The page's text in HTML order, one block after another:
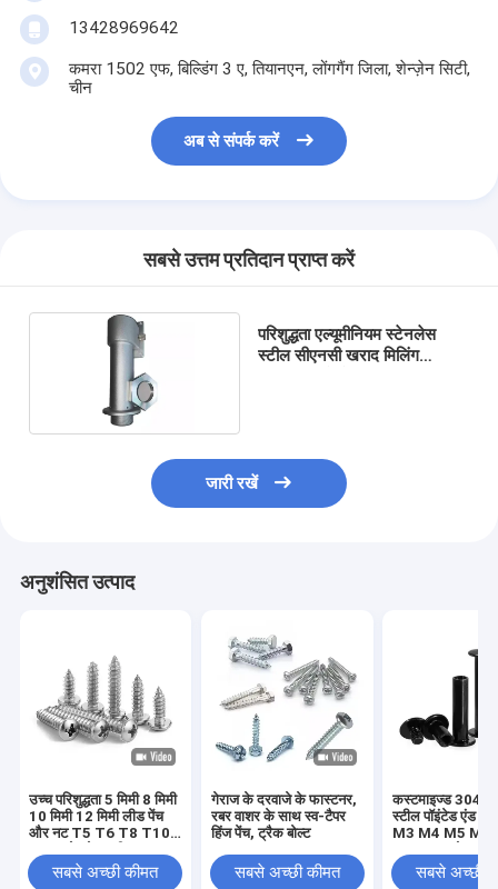
13428969642
कमरा 1502 एफ, बिल्डिंग 3 ए, तियानएन, लोंगगैंग जिला, शेन्ज़ेन सिटी,
चीन
अब से संपर्क करें
सबसे उत्तम प्रतिदान प्राप्त करें
परिशुद्धता एल्यूमीनियम स्टेनलेस
स्टील सीएनसी खराद मिलिंग
जारी रखें
अनुशंसित उत्पाद
उच्च परिशुद्धता 5 मिमी 8 मिमी
10 मिमी 12 मिमी लीड पेंच
और नट T5 T6 T8 T10
ट्रेपेज़ॉइडल पेंच पीतल नट के
साथ लीड पेंच
सबसे अच्छी कीमत
गेराज के दरवाजे के फास्टनर,
रबर वाशर के साथ स्व-टैपर
हिंज पेंच, ट्रैक बोल्ट
सबसे अच्छी कीमत
कस्टमाइज्ड 304
स्टील पॉइंटेड एंड
M3 M4 M5 M6
स्क्रू हेडलेस हेक्स
स्क्रू
सबसे अच्छी